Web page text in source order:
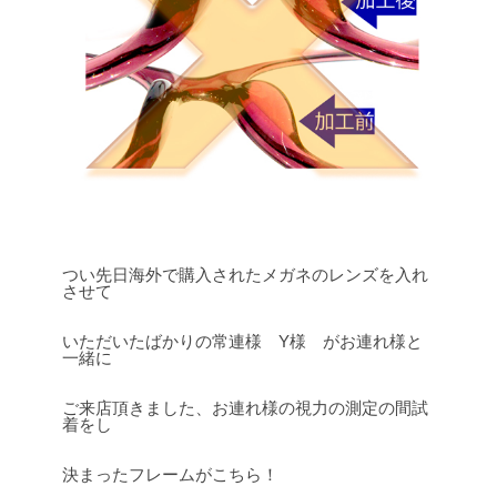
つい先日海外で購入されたメガネのレンズを入れ
させて
いただいたばかりの常連様 Y様 がお連れ様と
一緒に
ご来店頂きました、お連れ様の視力の測定の間試
着をし
決まったフレームがこちら！